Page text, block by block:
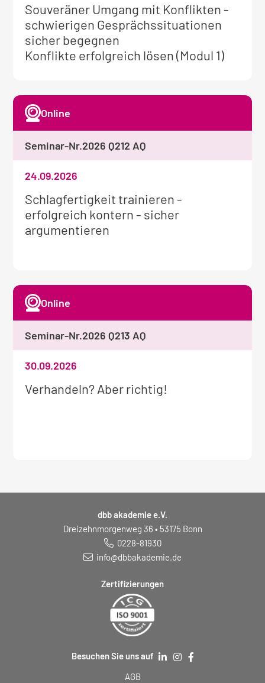
Weitere
Informationen
zum
Seminar:
Souveräner Umgang mit Konflikten -
schwierigen Gesprächssituationen
sicher begegnen
Konflikte erfolgreich lösen (Modul 1)
Weitere
Informationen
zum
Schlagfertigkeit trainieren -
erfolgreich kontern - sicher
argumentieren
24.09.2026
Online
Seminar-Nr.2026 Q212 AQ
Weitere
Verhandeln? Aber richtig!
30.09.2026
Online
Seminar-Nr.2026 Q213 AQ
dbb akademie e.V.
Dreizehnmorgenweg 36 • 53175 Bonn
0228-81930
info@dbbakademie.de
Zertifizierungen
Besuchen Sie uns auf
AGB